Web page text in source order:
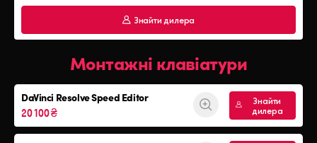
Знайти дилера
Монтажні клавіатури
DaVinci ResolveSpeed Editor
20 100 ₴
Знайти
дилера